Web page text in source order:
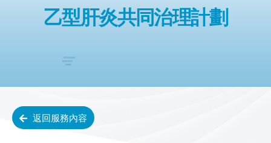
乙型肝炎共同治理計劃
返回服務內容